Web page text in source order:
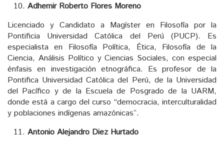
Adhemir Roberto Flores Moreno
Licenciado y Candidato a Magíster en Filosofía por la
Pontificia Universidad Católica del Perú (PUCP). Es
especialista en Filosofía Política, Ética, Filosofía de la
Ciencia, Análisis Político y Ciencias Sociales, con especial
énfasis en investigación etnográfica. Es profesor de la
Pontifica Universidad Católica del Perú, de la Universidad
del Pacífico y de la Escuela de Posgrado de la UARM,
donde está a cargo del curso “democracia, interculturalidad
y poblaciones indígenas amazónicas”.
Antonio Alejandro Diez Hurtado